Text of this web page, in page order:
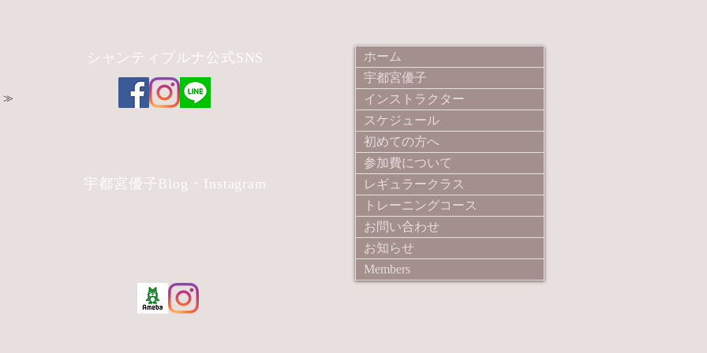
≫
シャンティプルナ公式SNS
宇都宮優子Blog・Instagram
ホーム
宇都宮優子
インストラクター
スケジュール
初めての方へ
参加費について
レギュラークラス
トレーニングコース
お問い合わせ
お知らせ
Members